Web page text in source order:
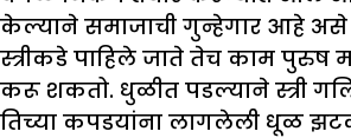
केल्याने समाजाची गुन्हेगार आहे
स्त्रीकडे पाहिले जाते तेच काम पुरुष
करू शकतो. धुळीत पडल्याने स्त्री
तिच्या कपडयांना लागलेली धूळ